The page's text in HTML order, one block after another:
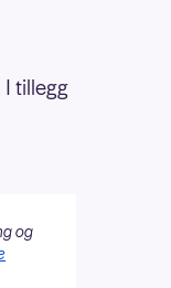
I tillegg
og